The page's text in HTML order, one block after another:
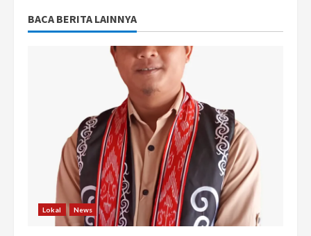
BACA BERITA LAINNYA
Lokal News